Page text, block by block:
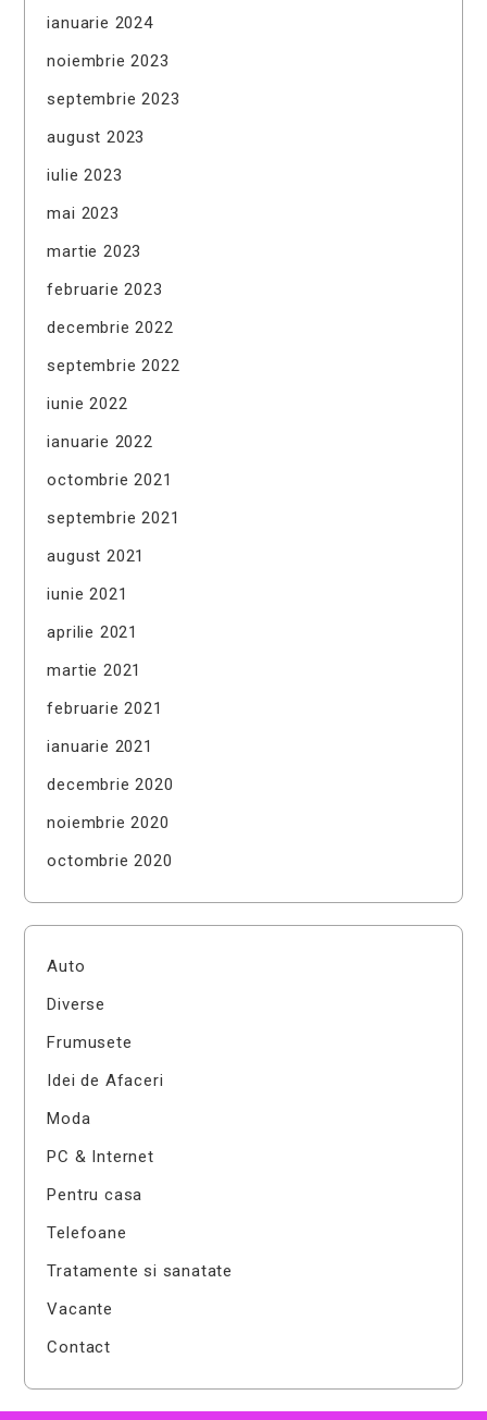
ianuarie 2024
noiembrie 2023
septembrie 2023
august 2023
iulie 2023
mai 2023
martie 2023
februarie 2023
decembrie 2022
septembrie 2022
iunie 2022
ianuarie 2022
octombrie 2021
septembrie 2021
august 2021
iunie 2021
aprilie 2021
martie 2021
februarie 2021
ianuarie 2021
decembrie 2020
noiembrie 2020
octombrie 2020
Auto
Diverse
Frumusete
Idei de Afaceri
Moda
PC & Internet
Pentru casa
Telefoane
Tratamente si sanatate
Vacante
Contact